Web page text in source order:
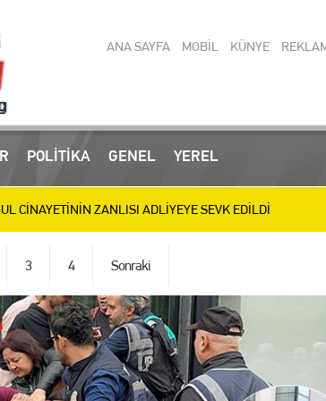
ANA SAYFA MOBİL KÜNYE
POLİTİKA GENEL YEREL
yakalanan 3 zanlı tutuklandı
CİNAYETİNİN ZANLISI ADLİYEYE SEVK EDİLDİ
MESAİSİ: BİLİM MERKEZİ, SEVGİ YOLU VE SOSYAL
9 Madalya Kazanan Belinay’ı Ödüllendirdi
Şampiyonası’nda 11 Madalya
3 4 Sonraki